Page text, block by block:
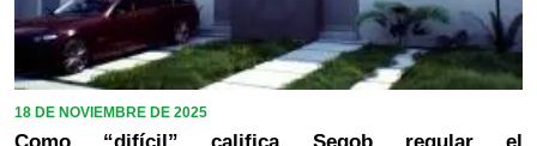
18 DE NOVIEMBRE DE 2025